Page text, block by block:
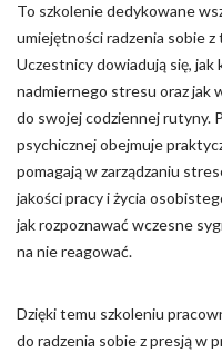
To szkolenie dedykowane
umiejętności radzenia sobie
Uczestnicy dowiadują się,
nadmiernego stresu oraz jak
do swojej codziennej rutyny.
psychicznej obejmuje
pomagają w zarządzaniu
jakości pracy i życia
jak rozpoznawać wczesne
na nie reagować.
Dzięki temu szkoleniu
do radzenia sobie z presją w